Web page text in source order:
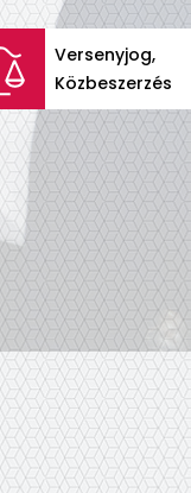
Versenyjog,
Közbeszerzés